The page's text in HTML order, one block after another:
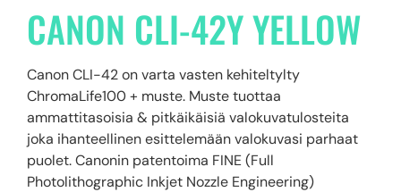
CANON CLI-42Y YELLOW
Canon CLI-42 on varta vasten kehiteltylty
ChromaLife100 + muste. Muste tuottaa
ammattitasoisia & pitkäikäisiä valokuvatulosteita
joka ihanteellinen esittelemään valokuvasi parhaat
puolet. Canonin patentoima FINE (Full
Photolithographic Inkjet Nozzle Engineering)